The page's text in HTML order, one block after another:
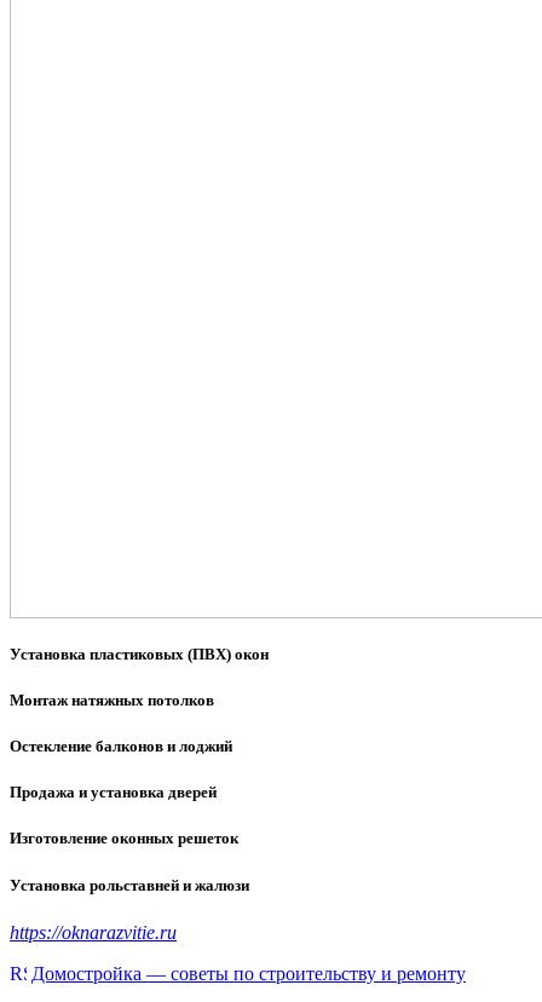
Установка пластиковых (ПВХ) окон
Монтаж натяжных потолков
Остекление балконов и лоджий
Продажа и установка дверей
Изготовление оконных решеток
Установка рольставней и жалюзи
https://oknarazvitie.ru
Домостройка — советы по строительству и ремонту